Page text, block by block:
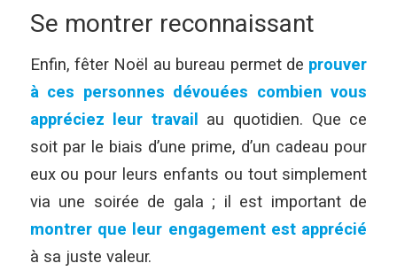
Se montrer reconnaissant
Enfin, fêter Noël au bureau permet de prouver
à ces personnes dévouées combien vous
appréciez leur travail au quotidien. Que ce
soit par le biais d’une prime, d’un cadeau pour
eux ou pour leurs enfants ou tout simplement
via une soirée de gala ; il est important de
montrer que leur engagement est apprécié
à sa juste valeur.